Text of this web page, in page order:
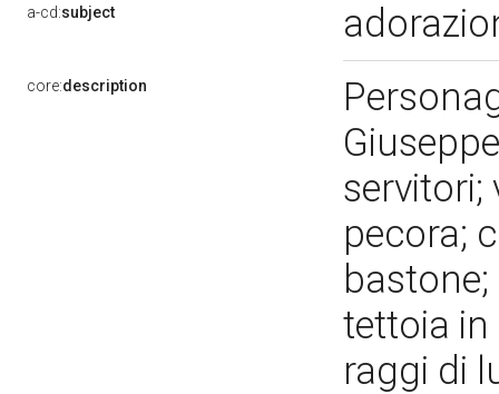
a-cd:subject
core:description
servitori;
pecora;
tettoia in
raggi di